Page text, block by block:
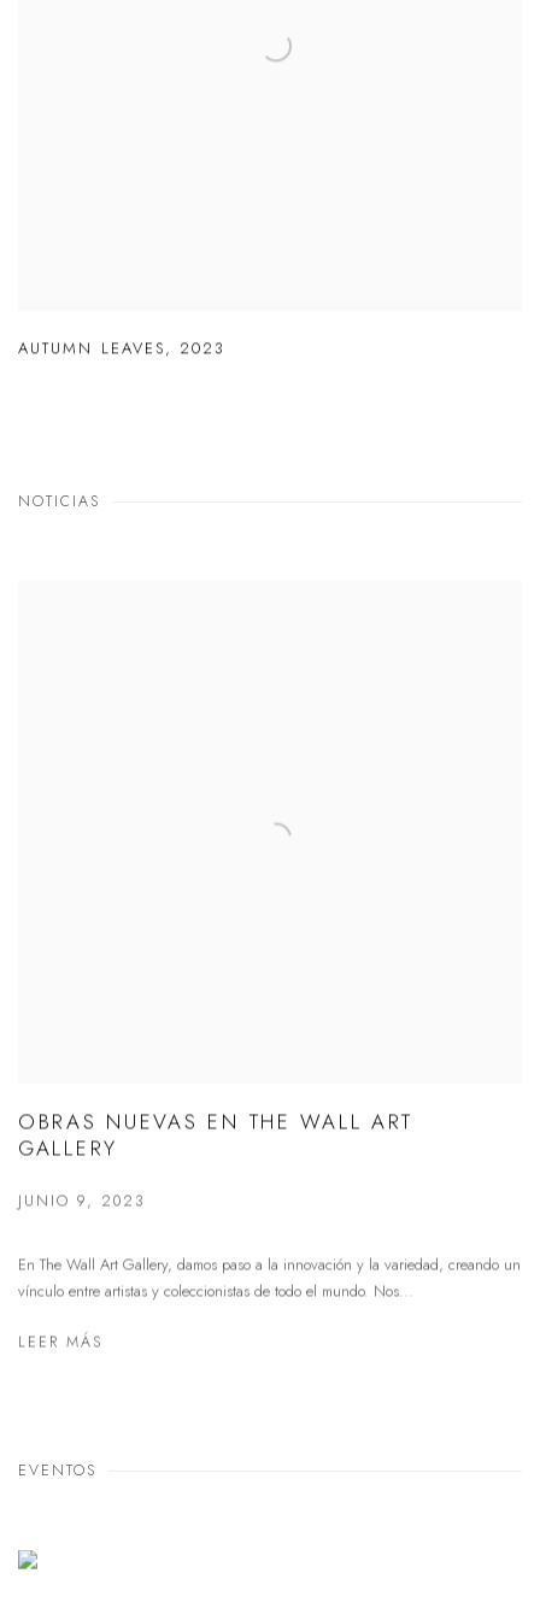
AUTUMN LEAVES, 2023
NOTICIAS
OBRAS NUEVAS EN THE WALL ART
GALLERY
JUNIO 9, 2023
En The Wall Art Gallery, damos paso a la innovación y la variedad, creando un
vínculo entre artistas y coleccionistas de todo el mundo. Nos...
LEER MÁS
EVENTOS